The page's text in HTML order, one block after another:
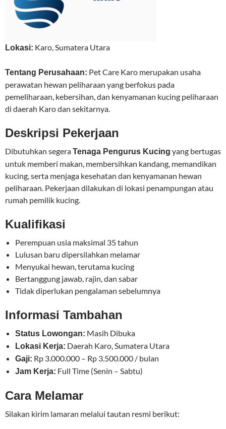
Lokasi: Karo,Sumatera Utara
Tentang Perusahaan: Pet Care Karo merupakan usaha
perawatan hewan peliharaan yang berfokus pada
pemeliharaan, kebersihan, dan kenyamanan kucing peliharaan
di daerah Karo dan sekitarnya.
Deskripsi Pekerjaan
Dibutuhkan segeraTenaga Pengurus Kucing yang bertugas
untuk memberi makan, membersihkan kandang, memandikan
kucing, serta menjaga kesehatan dan kenyamanan hewan
peliharaan. Pekerjaan dilakukan di lokasi penampungan atau
rumah pemilik kucing.
Kualifikasi
Perempuan usia maksimal 35 tahun
Lulusan baru dipersilahkan melamar
Menyukai hewan, terutama kucing
Bertanggung jawab, rajin, dan sabar
Tidak diperlukan pengalaman sebelumnya
Informasi Tambahan
Status Lowongan: Masih Dibuka
Lokasi Kerja: Daerah Karo, Sumatera Utara
Gaji: Rp 3.000.000 – Rp 3.500.000 / bulan
Jam Kerja: Full Time (Senin – Sabtu)
Cara Melamar
Silakan kirim lamaran melalui tautan resmi berikut: